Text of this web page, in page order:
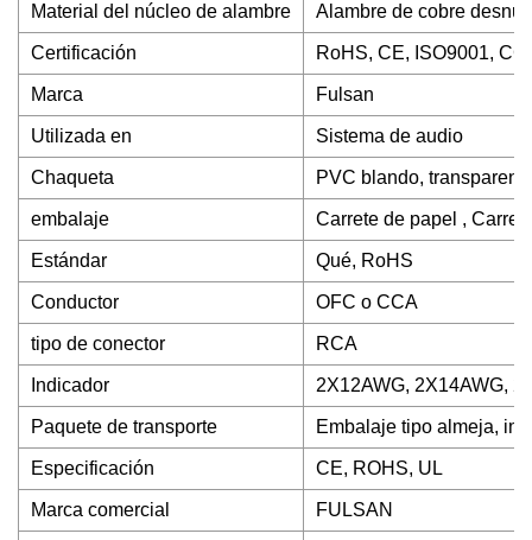
Material del núcleo de alambre Alambre de cobre
Certificación RoHS, CE, ISO9001,
Marca Fulsan
Utilizada en Sistema de audio
Chaqueta PVC blando,
embalaje Carrete de papel ,
Estándar Qué, RoHS
Conductor OFC o CCA
tipo de conector RCA
Indicador 2X12AWG, 2X14AWG,
Paquete de transporte Embalaje tipo almeja,
Especificación CE, ROHS, UL
Marca comercial FULSAN